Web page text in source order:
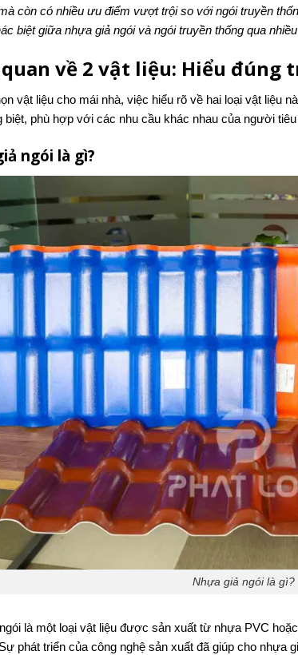
còn có nhiều ưu điểm vượt trội so với ngói truyền
biệt giữa nhựa giả ngói và ngói truyền thống qua
về 2 vật liệu: Hiểu đúng
vật liệu cho mái nhà, việc hiểu rõ về hai loại vật liệu
biệt, phù hợp với các nhu cầu khác nhau của người tiêu
ngói là gì?
Nhựa giả ngói là gì?
là một loại vật liệu được sản xuất từ nhựa PVC
phát triển của công nghệ sản xuất đã giúp cho nhựa